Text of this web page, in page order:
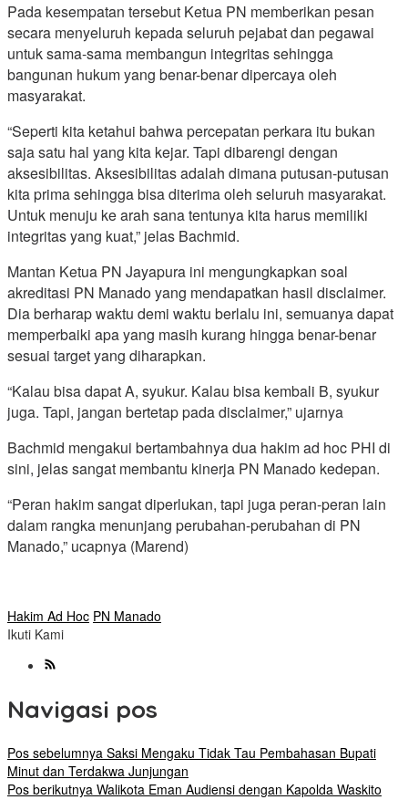
Pada kesempatan tersebut Ketua PN memberikan pesan
secara menyeluruh kepada seluruh pejabat dan pegawai
untuk sama-sama membangun integritas sehingga
bangunan hukum yang benar-benar dipercaya oleh
masyarakat.
“Seperti kita ketahui bahwa percepatan perkara itu bukan
saja satu hal yang kita kejar. Tapi dibarengi dengan
aksesibilitas. Aksesibilitas adalah dimana putusan-putusan
kita prima sehingga bisa diterima oleh seluruh masyarakat.
Untuk menuju ke arah sana tentunya kita harus memiliki
integritas yang kuat,” jelas Bachmid.
Mantan Ketua PN Jayapura ini mengungkapkan soal
akreditasi PN Manado yang mendapatkan hasil disclaimer.
Dia berharap waktu demi waktu berlalu ini, semuanya dapat
memperbaiki apa yang masih kurang hingga benar-benar
sesuai target yang diharapkan.
“Kalau bisa dapat A, syukur. Kalau bisa kembali B, syukur
juga. Tapi, jangan bertetap pada disclaimer,” ujarnya
Bachmid mengakui bertambahnya dua hakim ad hoc PHI di
sini, jelas sangat membantu kinerja PN Manado kedepan.
“Peran hakim sangat diperlukan, tapi juga peran-peran lain
dalam rangka menunjang perubahan-perubahan di PN
Manado,” ucapnya (Marend)
Hakim Ad Hoc PN Manado
Ikuti Kami
Navigasi pos
Pos sebelumnya Saksi Mengaku Tidak Tau Pembahasan Bupati
Minut dan Terdakwa Junjungan
Pos berikutnya Walikota Eman Audiensi dengan Kapolda Waskito